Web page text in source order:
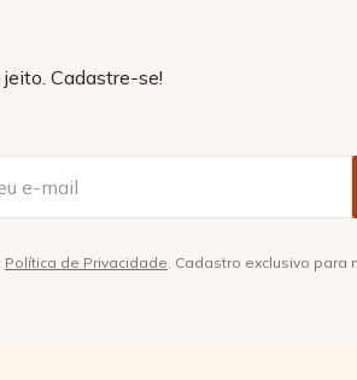
Cadastre-se!
Política de Privacidade. Cadastro exclusivo para